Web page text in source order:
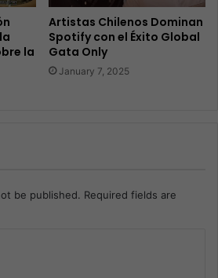
la
Artistas Chilenos Dominan
Spotify con el Éxito Global
Gata Only
January 7, 2025
be published. Required fields are